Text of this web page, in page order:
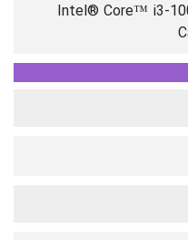
Intel® Core™ i3-